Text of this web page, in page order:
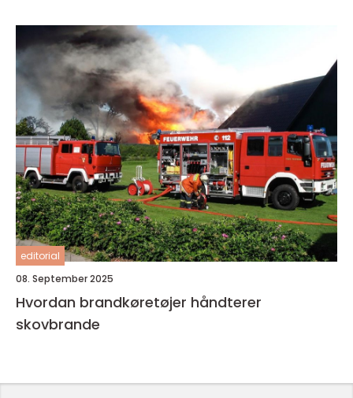
editorial
08. September 2025
Hvordan brandkøretøjer håndterer
skovbrande